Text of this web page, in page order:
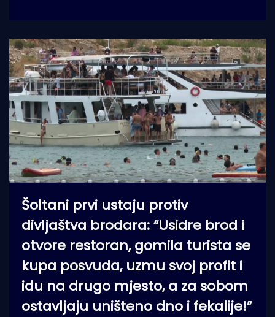
Šoltani prvi ustaju protiv
divljaštva brodara: “Usidre brod i
otvore restoran, gomila turista se
kupa posvuda, uzmu svoj profit i
idu na drugo mjesto, a za sobom
ostavljaju uništeno dno i fekalije!”